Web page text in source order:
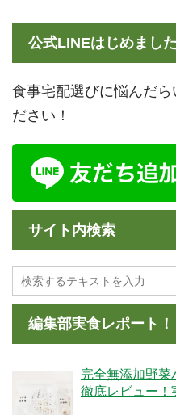
公式LINEはじめました
食事宅配選びに悩んだ
ださい！
サイト内検索
編集部実食レポート！
完全無添加野菜
徹底レビュー！